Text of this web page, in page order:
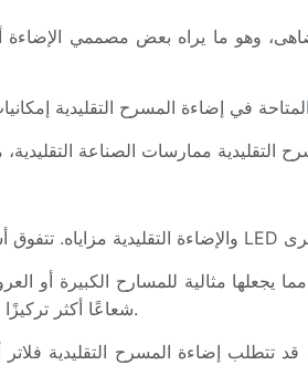
وهو ما يراه بعض مصممي
إضاءة LED شعاعًا أكثر تركيزًا ودقة، مما يجعلها مناسبة لإنشاء تصاميم إضاءة معقدة.